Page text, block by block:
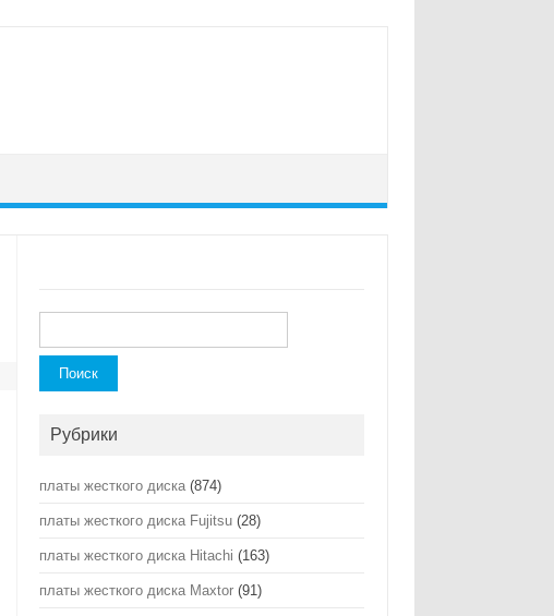
Рубрики
платы жесткого диска (874)
платы жесткого диска Fujitsu (28)
платы жесткого диска Hitachi (163)
платы жесткого диска Maxtor (91)